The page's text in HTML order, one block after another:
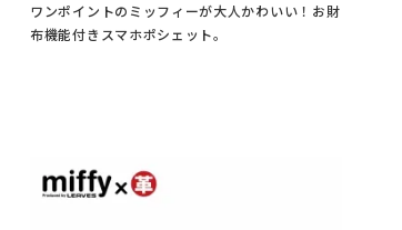
ワンポイントのミッフィーが大人かわいい！お財
布機能付きスマホポシェット。